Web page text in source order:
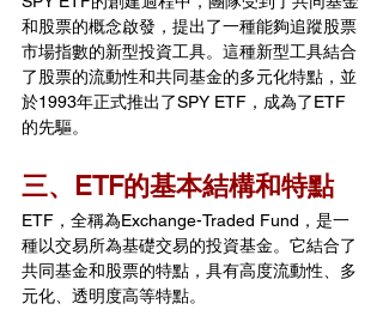
和股票的概念啟發，提出了一種能夠追蹤股票
市場指數的新型投資工具。這種新型工具結合
了股票的流動性和共同基金的多元化特點，並
於1993年正式推出了SPY ETF，成為了ETF
的先驅。
三、ETF的基本結構和特點
ETF，全稱為Exchange-Traded Fund，是一
種以交易所為基礎交易的投資基金。它結合了
共同基金和股票的特點，具有高度流動性、多
元化、透明度高等特點。